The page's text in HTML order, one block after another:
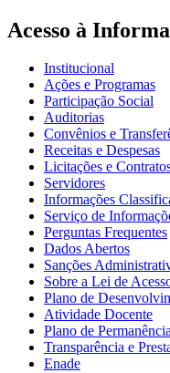
Acesso à
Institucional
Ações e Programas
Participação Social
Auditorias
Convênios e
Receitas e Despesas
Licitações e
Servidores
Informações
Serviço de
Perguntas Frequentes
Dados Abertos
Sanções
Sobre a Lei de
Plano de
Atividade Docente
Plano de
Transparência e
Enade